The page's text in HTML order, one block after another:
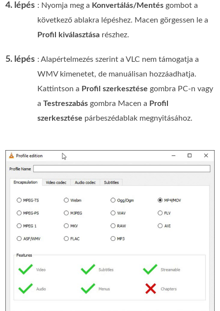
4. lépés : Nyomja meg a Konvertálás/Mentés gombot a
következő ablakra lépéshez. Macen görgessen le a
Profil kiválasztása részhez.
5. lépés : Alapértelmezés szerint a VLC nem támogatja a
WMV kimenetet, de manuálisan hozzáadhatja.
Kattintson a Profil szerkesztése gombra PC-n vagy
aTestreszabás gombra Macen a Profil
szerkesztése párbeszédablak megnyitásához.